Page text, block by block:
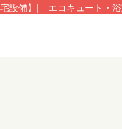
設備】| エコキュート・